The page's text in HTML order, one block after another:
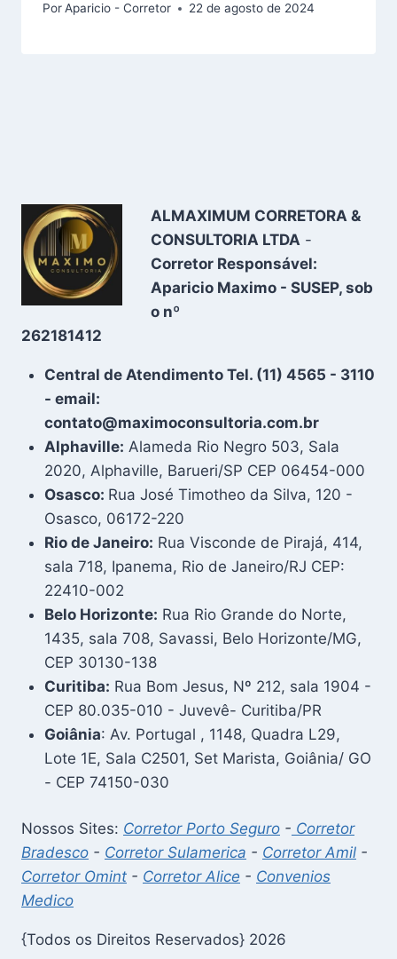
PorAparicio - Corretor 22 de agosto de 2024
ALMAXIMUM CORRETORA &
CONSULTORIA LTDA -
Corretor Responsável:
Aparicio Maximo - SUSEP, sob
o nº
262181412
Central de Atendimento Tel. (11) 4565 - 3110
- email:
contato@maximoconsultoria.com.br
Alphaville: Alameda Rio Negro 503, Sala
2020, Alphaville, Barueri/SP CEP 06454-000
Osasco: Rua José Timotheo da Silva, 120 -
Osasco, 06172-220
Rio de Janeiro: Rua Visconde de Pirajá, 414,
sala 718, Ipanema, Rio de Janeiro/RJ CEP:
22410-002
Belo Horizonte: Rua Rio Grande do Norte,
1435, sala 708, Savassi, Belo Horizonte/MG,
CEP 30130-138
Curitiba: Rua Bom Jesus, Nº 212, sala 1904 -
CEP 80.035-010 - Juvevê- Curitiba/PR
Goiânia: Av. Portugal , 1148, Quadra L29,
Lote 1E, Sala C2501, Set Marista, Goiânia/ GO
- CEP 74150-030
Nossos Sites: Corretor Porto Seguro - Corretor
Bradesco - Corretor Sulamerica - Corretor Amil -
Corretor Omint - Corretor Alice - Convenios
Medico
{Todos os Direitos Reservados} 2026